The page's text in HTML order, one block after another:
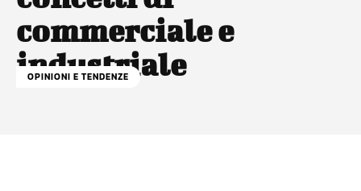
commerciale e
industriale
OPINIONI E TENDENZE